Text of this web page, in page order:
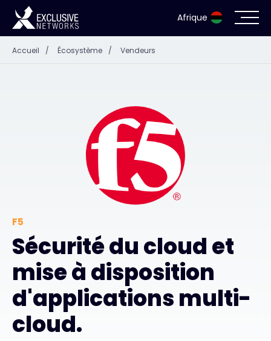
Afrique
#weareexclusive
Accueil / Écosystème / Vendeurs
F5
Sécurité du cloud et
mise à disposition
d'applications multi-
cloud.